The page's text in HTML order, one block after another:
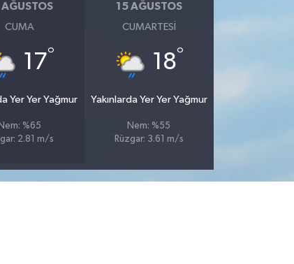
CUMA
17°
Yer Yer Yağmur
Nem: %65
2.81 m/s
15 AĞUSTOS
CUMARTESI
18°
Yakınlarda Yer Yer Yağmur
Nem: %55
Rüzgar: 3.61 m/s